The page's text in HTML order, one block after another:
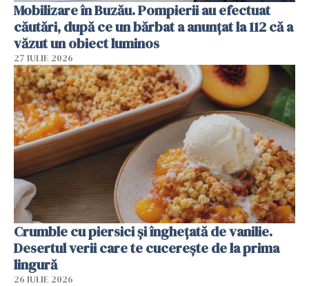
Mobilizare în Buzău. Pompierii au efectuat
căutări, după ce un bărbat a anunțat la 112 că a
văzut un obiect luminos
27 IULIE 2026
Crumble cu piersici și înghețată de vanilie.
Desertul verii care te cucerește de la prima
lingură
26 IULIE 2026